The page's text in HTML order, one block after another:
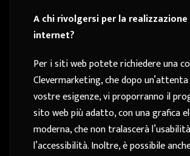
A chi rivolgersi per la
internet?
Per i siti web potete richiedere una
Clevermarketing, che dopo
vostre esigenze, vi proporranno il
sito web più adatto, con una grafica
moderna, che non tralascerà
l’accessibilità. Inoltre, è possibile